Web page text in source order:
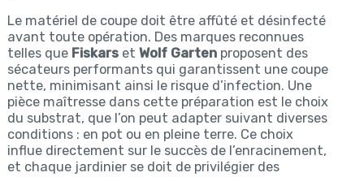
Le matériel de coupe doit être affûté et désinfecté
avant toute opération. Des marques reconnues
telles que Fiskarset Wolf Gartenproposent des
sécateurs performants qui garantissent une coupe
nette, minimisant ainsi le risque d’infection. Une
pièce maîtresse dans cette préparation est le choix
du substrat, que l’on peut adapter suivant diverses
conditions : en pot ou en pleine terre. Ce choix
influe directement sur le succès de l’enracinement,
et chaque jardinier se doit de privilégier des